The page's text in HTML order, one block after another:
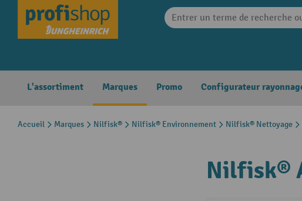
Skip to main navigation
L'assortiment Marques Promo Configurateur
Accueil Marques Nilfisk® Nilfisk® Environnement Nilfisk® Nettoyage
Nilfisk®